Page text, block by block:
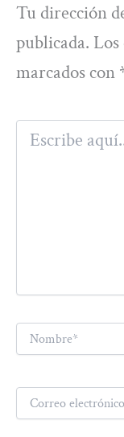
Tu dirección
publicada.
marcados con
Escribe
aquí...
electrónico*